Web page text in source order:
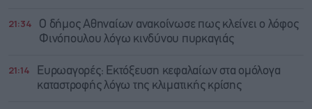
21:34
Ο δήμος Αθηναίων ανακοίνωσε πως κλείνει ο λόφος
Φινόπουλου λόγω κινδύνου πυρκαγιάς
21:14
Ευρωαγορές: Εκτόξευση κεφαλαίων στα ομόλογα
καταστροφής λόγω της κλιματικής κρίσης